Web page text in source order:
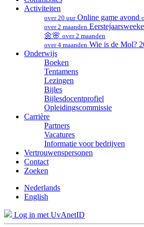
Activiteiten
over 20 uurOnline game avond
over 2 maanden
🌼🌸 over 2 maanden
over 4 maanden Wie is de Mol?
Onderwijs
Boeken
Tentamens
Lezingen
Bijles
Bijlesdocentprofiel
Opleidingscommissie
Carrière
Partners
Vacatures
Informatie voor bedrijven
Vertrouwenspersonen
Contact
Zoeken
Nederlands
English
Log in met UvAnetID